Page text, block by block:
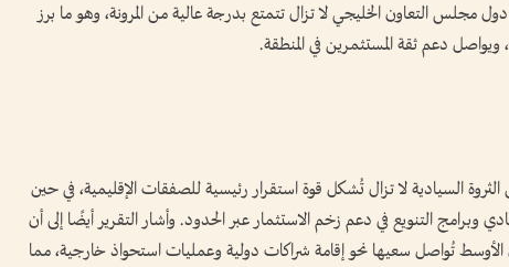
مجلس التعاون الخليجي لا تزال تتمتع بدرجة عالية من المرونة، وهو ما برز
السيادية لا تزال تُشكل قوة استقرار رئيسية للصفقات الإقليمية، في حين
وبرامج التنويع في دعم زخم الاستثمار عبر الحدود. وأشار التقرير أيضًا إلى أن
تُواصل سعيها نحو إقامة شراكات دولية وعمليات استحواذ خارجية، مما